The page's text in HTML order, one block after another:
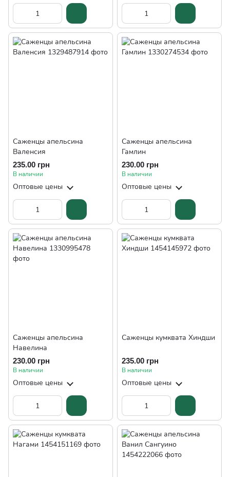
Саженцы апельсина
Валенсия
235.00 грн
В наличии
Оптовые цены
Саженцы апельсина
Гамлин
230.00 грн
В наличии
Оптовые цены
Саженцы апельсина
Навелина
230.00 грн
В наличии
Оптовые цены
Саженцы кумквата Хиндши
235.00 грн
В наличии
Оптовые цены